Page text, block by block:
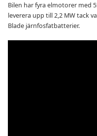
Bilen har fyra elmotorer med
leverera upp till 2,2 MW tack
Blade järnfosfatbatterier.